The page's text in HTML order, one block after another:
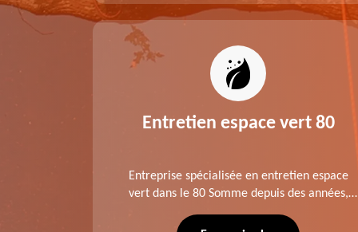
80
,
dans
Entretien espace vert 80
Entreprise spécialisée en entretien espace
vert dans le 80 Somme depuis des années,
d'élagage, d'abattage d'arbres, de